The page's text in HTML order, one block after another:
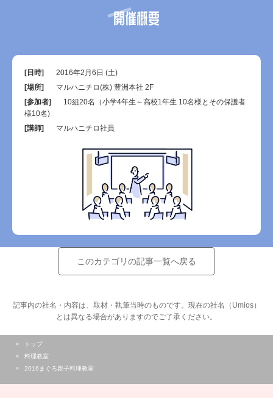
開催概要
[日時]
2016年2月6日 (土)
[場所]
マルハニチロ(株) 豊洲本社 2F
[参加者]
10組20名（小学4年生～高校1年生 10名様とその保護者
様10名)
[講師]
マルハニチロ社員
このカテゴリの記事一覧へ戻る
記事内の社名・内容は、取材・執筆当時のものです。現在の社名（Umios）
とは異なる場合がありますのでご了承ください。
トップ
料理教室
2016まぐろ親子料理教室